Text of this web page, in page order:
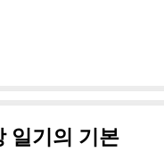
일기의 기본